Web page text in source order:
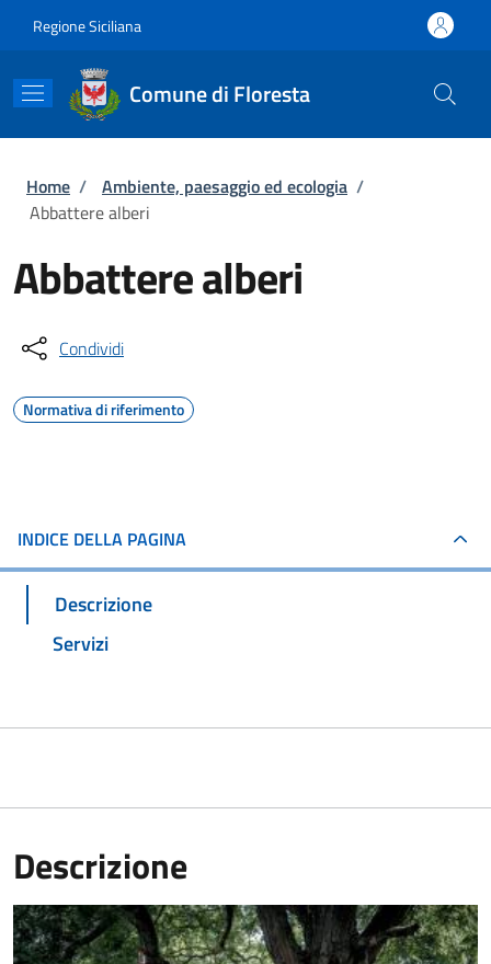
Regione Siciliana
Comune di Floresta
Briciole di pane
Home / Ambiente, paesaggio ed ecologia /
Abbattere alberi
Abbattere alberi
Condividi
Normativa di riferimento
INDICE DELLA PAGINA
Descrizione
Servizi
Descrizione